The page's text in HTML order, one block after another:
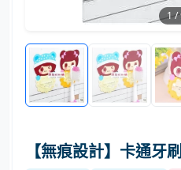
1/
【無痕設計】卡通牙